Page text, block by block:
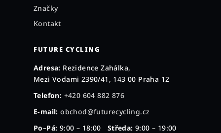
Značky
Kontakt
FUTURE CYCLING
Adresa: Rezidence Zahálka,
Mezi Vodami 2390/41, 143 00 Praha 12
Telefon: +420 604 882 876
E-mail: obchod@futurecycling.cz
Po–Pá: 9:00 – 18:00 Středa: 9:00 – 19:00